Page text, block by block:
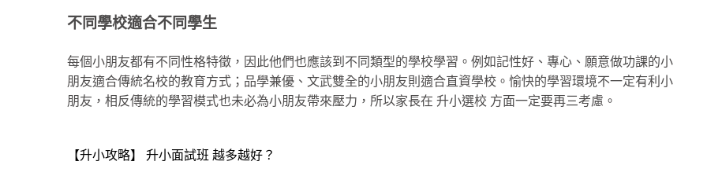
不同學校適合不同學生
每個小朋友都有不同性格特徵，因此他們也應該到不同類型的學校學習。例如記性好、專心、願意做功課的小
朋友適合傳統名校的教育方式；品學兼優、文武雙全的小朋友則適合直資學校。愉快的學習環境不一定有利小
朋友，相反傳統的學習模式也未必為小朋友帶來壓力，所以家長在 升小選校 方面一定要再三考慮。
【升小攻略】 升小面試班 越多越好？